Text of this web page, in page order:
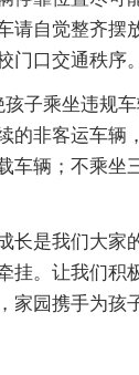
请自觉整齐摆
门口交通秩序。
孩子乘坐违规
的非客运车辆
车辆；不乘坐
长是我们大家
挂。让我们积
家园携手为孩